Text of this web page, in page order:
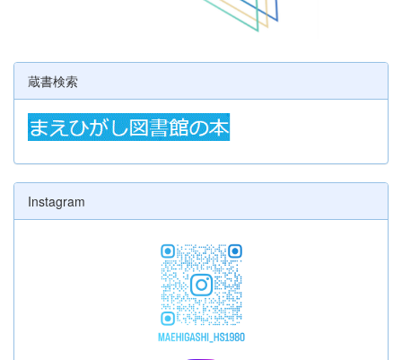
蔵書検索
Instagram